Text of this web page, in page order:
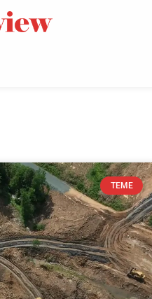
TEME